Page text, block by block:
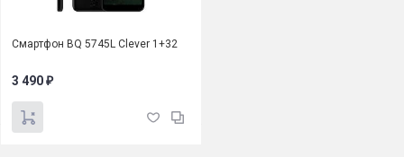
Смартфон BQ 5745L Clever 1+32
3 490 ₽